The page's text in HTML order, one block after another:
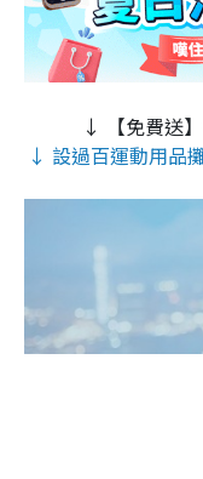
↓ 【免費送
↓ 設過百運動用品